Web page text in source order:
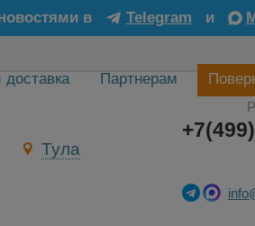
в Telegram и
Партнерам
Тула